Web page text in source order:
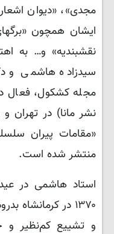
مجدی»، «دیوان
ایشان همچون
نقشبندیه» و… به
سیدزاده هاشمی و
مجله کشکول، فعال
نشر مانا) در تهران و
«مقامات پیران
منتشر شده است.
۱۳۷۰ در
و تشییع کم‌نظیر و